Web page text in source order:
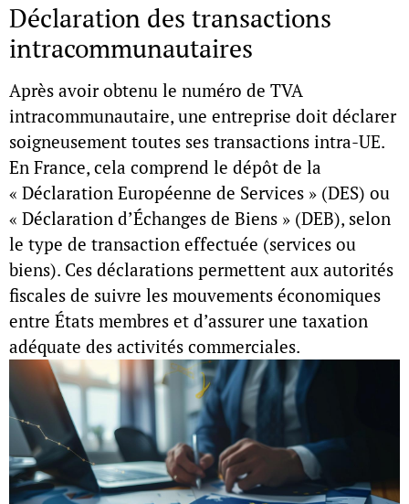
Déclaration des transactions
intracommunautaires
Après avoir obtenu le numéro de TVA
intracommunautaire, une entreprise doit déclarer
soigneusement toutes ses transactions intra-UE.
En France, cela comprend le dépôt de la
« Déclaration Européenne de Services » (DES) ou
« Déclaration d’Échanges de Biens » (DEB), selon
le type de transaction effectuée (services ou
biens). Ces déclarations permettent aux autorités
fiscales de suivre les mouvements économiques
entre États membres et d’assurer une taxation
adéquate des activités commerciales.